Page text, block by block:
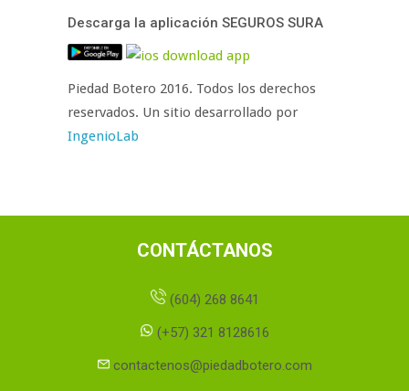
Descarga la aplicación SEGUROS SURA
Piedad Botero 2016. Todos los derechos
reservados. Un sitio desarrollado por
IngenioLab
CONTÁCTANOS
(604) 268 8641
(+57) 321 8128616
contactenos@piedadbotero.com